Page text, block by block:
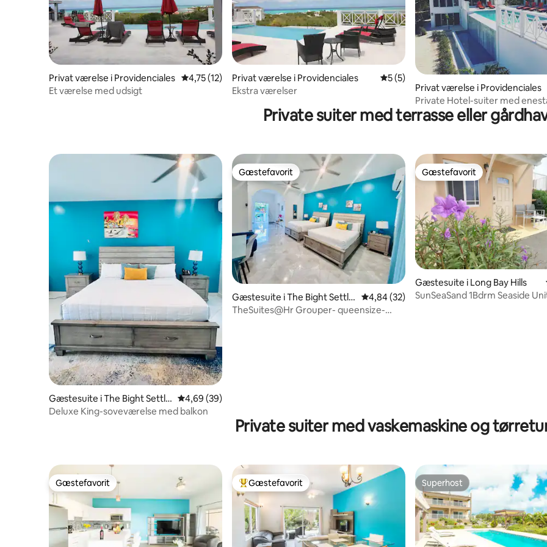
Privat værelse i Providenciales 4,75 ud af 5 i gennemsnitlig bedømmelse, 12 omtaler
4,75 (12)
Et værelse med udsigt
Privat værelse i Providenciales 5 ud af 5 i gennemsnitlig bedømmelse,
5 (5)
Ekstra værelser
Privat værelse i Providenciales
Private Hotel-suiter med
udsigt
Private suiter med terrasse eller
Gæstesuite i The Bight Settle
ment
4,69 ud af 5 i gennemsnitlig bedømmelse, 39 omtaler
4,69 (39)
Deluxe King-soveværelse med balkon
Gæstefavorit
Gæstefavorit
Gæstesuite i The Bight Settle
ment
4,84 ud af 5 i gennemsnitlig bedømmelse,
4,84 (32)
TheSuites@Hr Grouper- queensize-
Gæstefavorit
Gæstefavorit
Gæstesuite i Long Bay Hills
SunSeaSand 1Bdrm Seaside
Private suiter med vaskemaskine og
Gæstefavorit
Gæstefavorit Bedste gæstefavorit
Gæstefavorit Superhost
Superhost